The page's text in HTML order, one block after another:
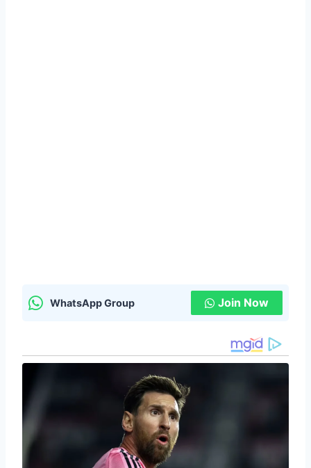
WhatsApp Group Join Now